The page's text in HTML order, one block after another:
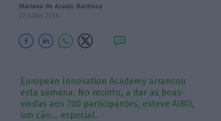
Mariana de Araújo Barbosa
22 Julho 2018
European Innovation Academy arrancou
esta semana. No recinto, a dar as boas-
vindas aos 700 participantes, esteve AIBO,
um cão... especial.